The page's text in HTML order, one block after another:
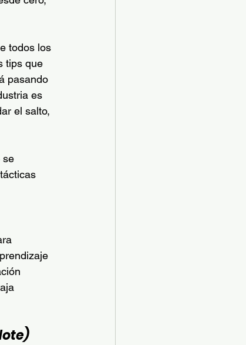
todos los
tips que
pasando
es
el salto,
se